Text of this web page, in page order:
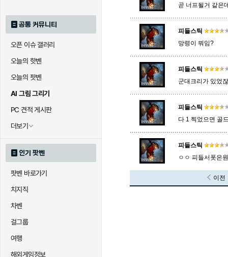
공통 커뮤니티
오픈 이슈 갤러리
오늘의 핫벤
오늘의 팟벤
AI 그림 그리기
PC 견적 게시판
더보기
인기 팟벤
팟벤 바로가기
치지직
차벤
걸그룹
여행
해외게임정보
곧 너프될거 같은
피들스틱
망령이 뭐임?
피들스틱
군대크리가 있었
피들스틱
다 1 찍었으면 골
피들스틱
ㅇㅇ 피들서폿은
이전